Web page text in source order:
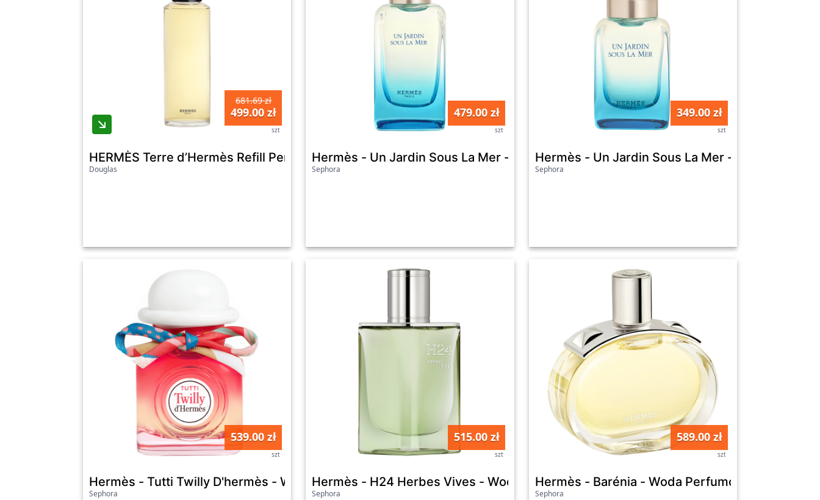
681.69 zł
499.00 zł
szt
HERMÈS Terre d’Hermès Refill Perfumy 125 ml Męskie
Douglas
479.00 zł
szt
Hermès - Un Jardin Sous La Mer - Woda Toaletowa - Un Jardin Sous La Mer Edt 50ml -
Sephora
349.00 zł
szt
Hermès - Un Jardin Sous La Mer - Woda
Sephora
539.00 zł
szt
Hermès - Tutti Twilly D'hermès - Woda Perfumowana - Tutti Twilly D'hermes Edp 50ml - Dla Kobiet
Sephora
515.00 zł
szt
Hermès - H24 Herbes Vives - Woda Perfumowana - H24 Herbes Vives Edp 50ml - Dla
Sephora
589.00 zł
szt
Hermès - Barénia - Woda Perfumowana -
Sephora